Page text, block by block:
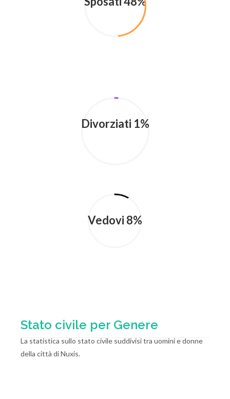
Divorziati 1%
Vedovi 8%
Stato civile per Genere
La statistica sullo stato civile suddivisi tra uomini e donne
della città di Nuxis.